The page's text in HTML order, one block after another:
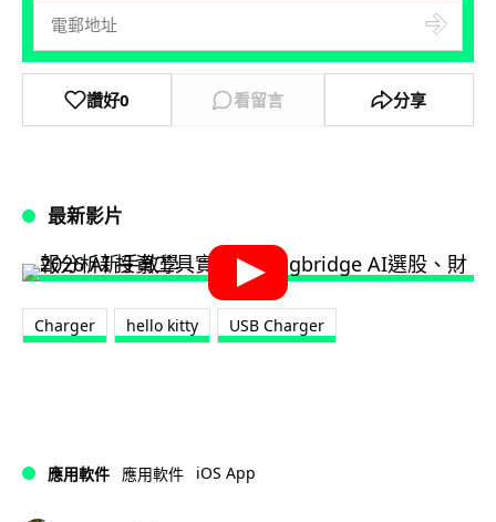
讚好0 看留言 分享
最新影片
Charger hello kitty USB Charger
應用軟件 應用軟件 iOS App